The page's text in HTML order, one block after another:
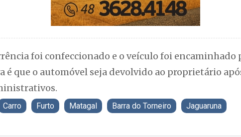
foi confeccionado e o veículo foi encaminhado
é que o automóvel seja devolvido ao proprietário
Carro Furto Matagal Barra do Torneiro Jaguaruna